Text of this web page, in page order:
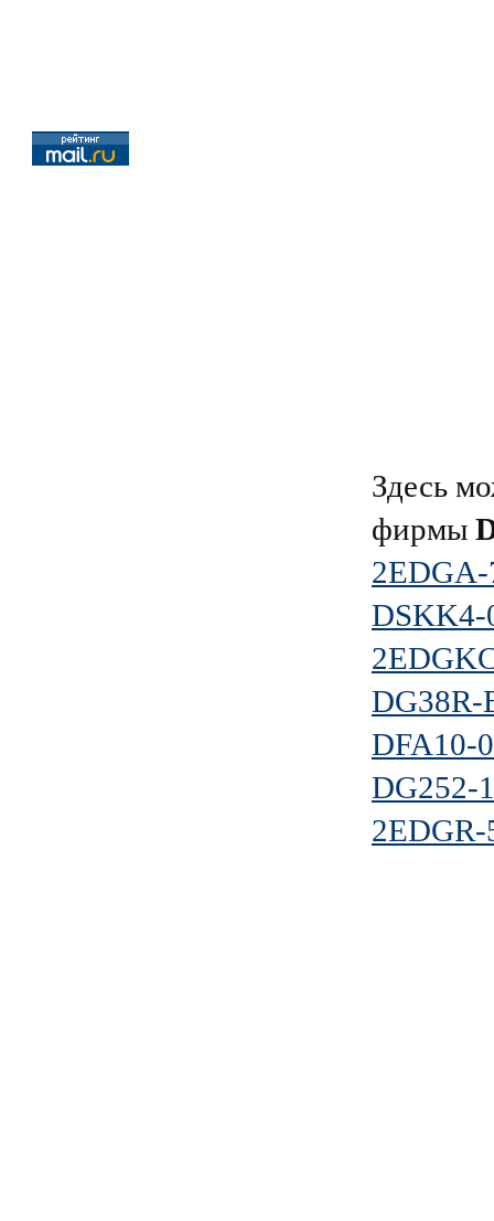
Здесь
фирмы
DSKK4-
DG38R-
DFA10-
DG252-